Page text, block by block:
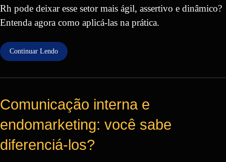
Rh pode deixar esse setor mais ágil, assertivo e dinâmico?
Entenda agora como aplicá-las na prática.
Continuar Lendo
Comunicação interna e
endomarketing: você sabe
diferenciá-los?